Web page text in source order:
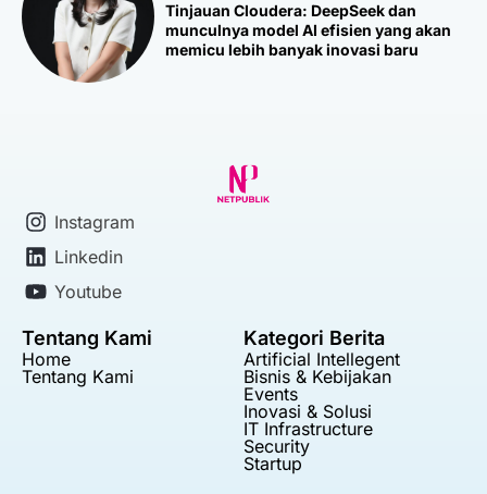
Tinjauan Cloudera: DeepSeek dan
munculnya model AI efisien yang akan
memicu lebih banyak inovasi baru
Instagram
Linkedin
Youtube
Tentang Kami
Home
Tentang Kami
Kategori Berita
Artificial Intellegent
Bisnis & Kebijakan
Events
Inovasi & Solusi
IT Infrastructure
Security
Startup